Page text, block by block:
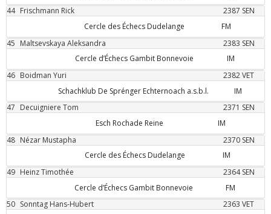
44 Frischmann Rick 2387 SEN
Cercle des Échecs Dudelange
FM
45 Maltsevskaya Aleksandra 2383 SEN
Cercle d’Échecs Gambit Bonnevoie
IM
46 Boidman Yuri 2382VET
Schachklub De Sprénger Echternoach a.s.b.l.
IM
47 Decuigniere Tom 2371 SEN
Esch Rochade Reine
IM
48 Nézar Mustapha 2370 SEN
Cercle des Échecs Dudelange
IM
49 HeinzTimothée 2364 SEN
Cercle d’Échecs Gambit Bonnevoie
FM
50 Sonntag Hans-Hubert 2363 VET